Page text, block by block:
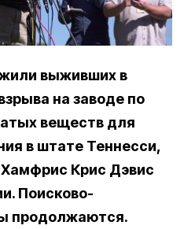
выживших в
на заводе по
веществ для
в штате Теннесси,
Крис Дэвис
Поисково-
продолжаются.